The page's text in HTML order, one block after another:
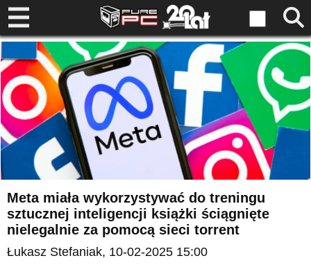
Meta miała wykorzystywać do treningu
sztucznej inteligencji książki ściągnięte
nielegalnie za pomocą sieci torrent
Łukasz Stefaniak, 10-02-2025 15:00